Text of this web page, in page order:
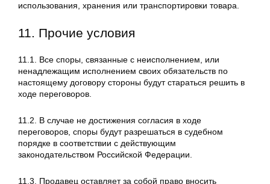
использования, хранения или транспортировки товара.
11. Прочие условия
11.1. Все споры, связанные с неисполнением, или
ненадлежащим исполнением своих обязательств по
настоящему договору стороны будут стараться решить в
ходе переговоров.
11.2. В случае не достижения согласия в ходе
переговоров, споры будут разрешаться в судебном
порядке в соответствии с действующим
законодательством Российской Федерации.
11.3. Продавец оставляет за собой право вносить